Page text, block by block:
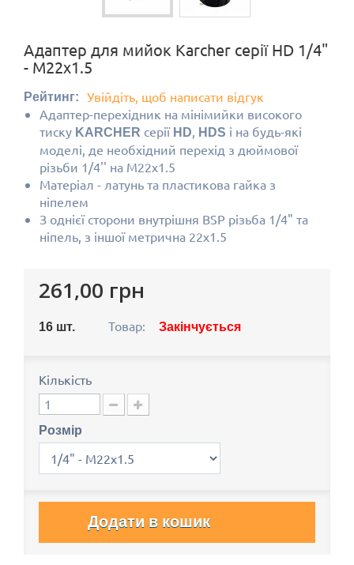
Адаптер для мийок Karcher серії HD 1/4"
- M22х1.5
Рейтинг:
Увійдіть, щоб написати відгук
Адаптер-перехідник на мінімийки високого
тиску KARCHER серії HD, HDS і на будь-які
моделі, де необхідний перехід з дюймової
різьби 1/4'' на М22х1.5
Матеріал - латунь та пластикова гайка з
ніпелем
З однієї сторони внутрішня BSP різьба 1/4" та
ніпель, з іншої метрична 22х1.5
261,00 грн
16 шт. Товар: Закінчується
Кількість
Розмір
Додати в кошик